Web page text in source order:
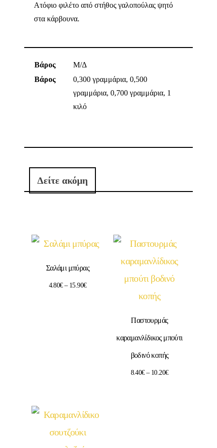
Δείτε ακόμη
Σαλάμι μπύρας
4.80€– 15.90€
Παστουρμάς
καραμανλίδικος μπούτι
βοδινό κοπής
8.40€– 10.20€
Ατόφιο φιλέτο από στήθος γαλοπούλας ψητό
στα κάρβουνα.
Βάρος
Μ/Δ
Βάρος
0,300 γραμμάρια, 0,500
γραμμάρια, 0,700 γραμμάρια, 1
κιλό